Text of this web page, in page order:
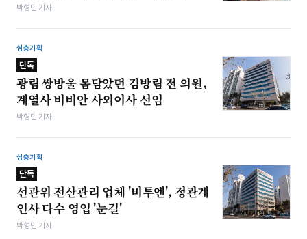
박형민 기자
심층기획
단독
광림 쌍방울 몸담았던 김방림 전 의원,
계열사 비비안 사외이사 선임
박형민 기자
심층기획
단독
선관위 전산관리 업체 '비투엔', 정관계
인사 다수 영입 '눈길'
박형민 기자